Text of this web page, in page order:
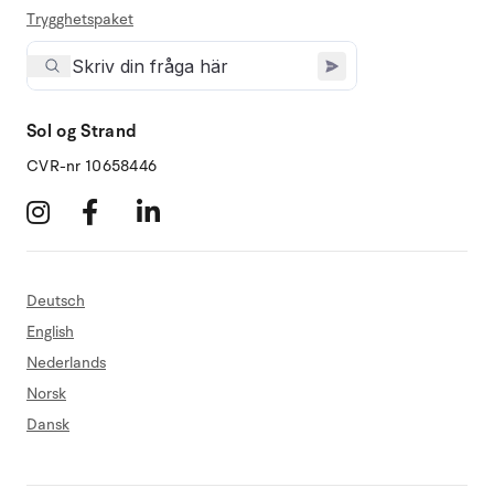
Trygghetspaket
Sol og Strand
CVR-nr 10658446
Deutsch
English
Nederlands
Norsk
Dansk